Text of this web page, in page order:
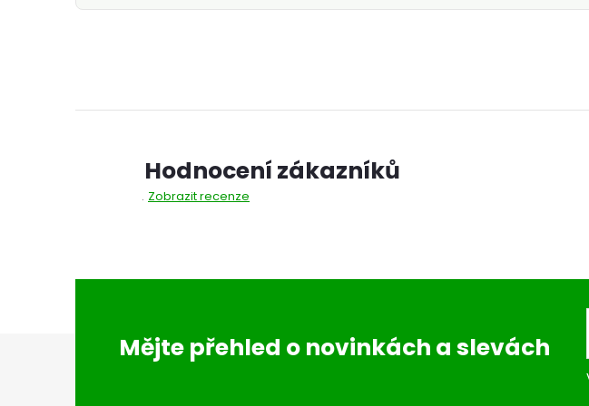
Hodnocení zákazníků
Zobrazit recenze
Mějte přehled o novinkách a slevách